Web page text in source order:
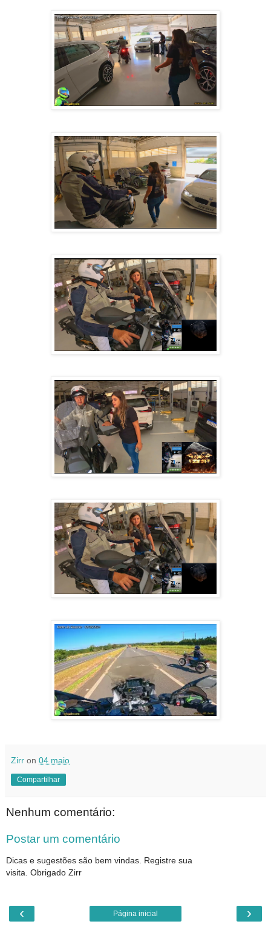
Zirr on 04 maio
Compartilhar
Nenhum comentário:
Postar um comentário
Dicas e sugestões são bem vindas. Registre sua
visita. Obrigado Zirr
‹ ›
Página inicial